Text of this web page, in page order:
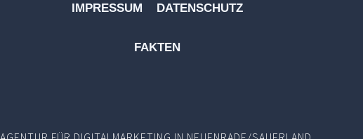
IMPRESSUM DATENSCHUTZ
FAKTEN